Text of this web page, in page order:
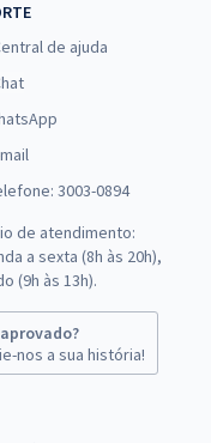
de ajuda
3003-0894
de atendimento:
a sexta (8h às 20h),
(9h às 13h).
nos a sua história!